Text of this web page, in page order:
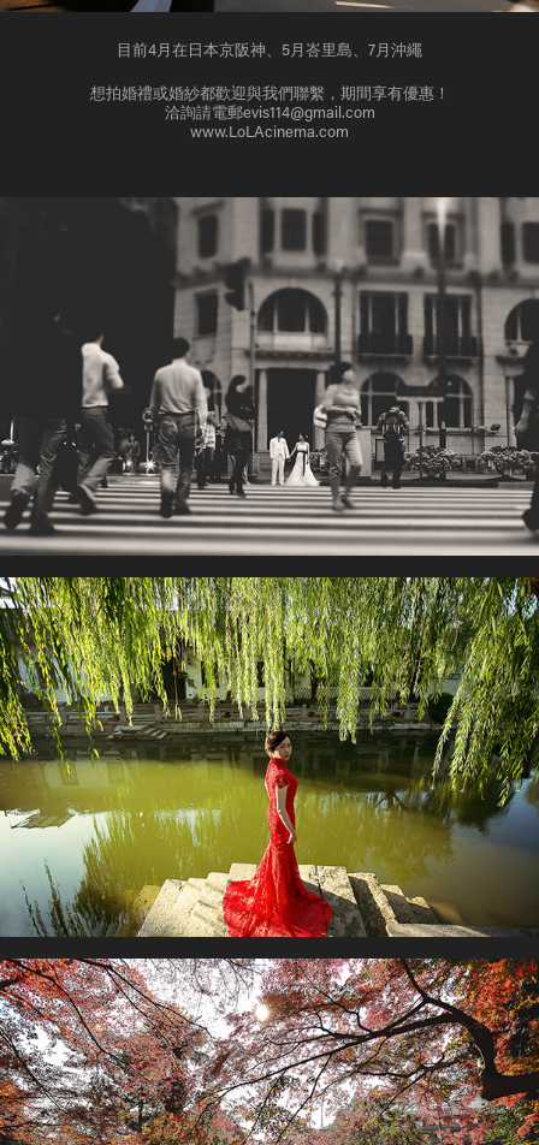
目前4月在日本京阪神、5月峇里島、7月沖繩
想拍婚禮或婚紗都歡迎與我們聯繫，期間享有優惠！
洽詢請電郵evis114@gmail.com
www.LoLAcinema.com